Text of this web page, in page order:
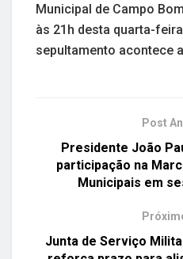
Municipal de Campo
às 21h desta quarta-
sepultamento acontece
Post
Presidente João
participação na
Municipais em
Junta de Serviço